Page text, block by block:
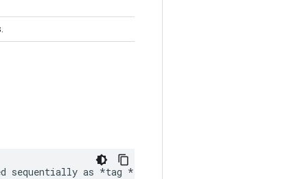
sequentially as *tag *tag etc *